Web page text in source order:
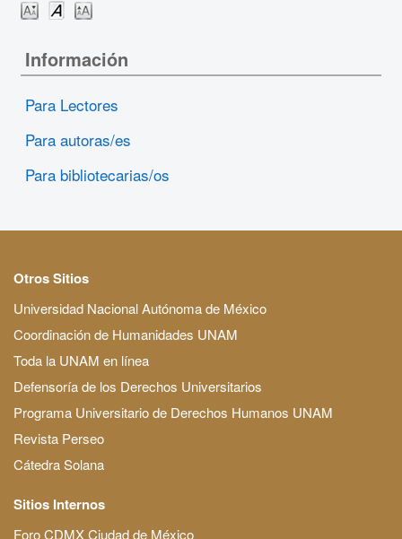
Información
Para Lectores
Para autoras/es
Para bibliotecarias/os
Otros Sitios
Universidad Nacional Autónoma de México
Coordinación de Humanidades UNAM
Toda la UNAM en línea
Defensoría de los Derechos Universitarios
Programa Universitario de Derechos Humanos UNAM
Revista Perseo
Cátedra Solana
Sitios Internos
Foro CDMX Ciudad de México